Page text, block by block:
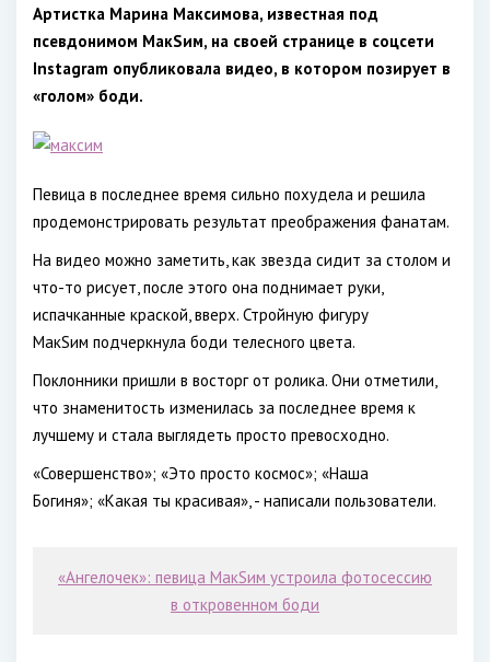
Артистка Марина Максимова, известная под
псевдонимом МакSим, на своей странице в соцсети
Instagram опубликовала видео, в котором позирует в
«голом» боди.
Певица в последнее время сильно похудела и решила
продемонстрировать результат преображения фанатам.
На видео можно заметить, как звезда сидит за столом и
что-то рисует, после этого она поднимает руки,
испачканные краской, вверх. Стройную фигуру
МакSим подчеркнула боди телесного цвета.
Поклонники пришли в восторг от ролика. Они отметили,
что знаменитость изменилась за последнее время к
лучшему и стала выглядеть просто превосходно.
«Совершенство»; «Это просто космос»; «Наша
Богиня»; «Какая ты красивая», - написали пользователи.
«Ангелочек»: певица МакSим устроила фотосессию
в откровенном боди